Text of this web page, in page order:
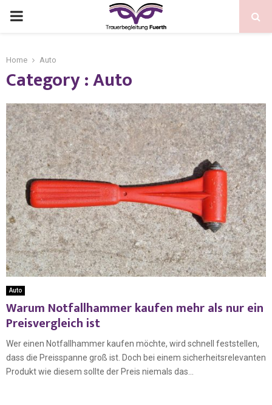
Home Auto
Category : Auto
Auto
Warum Notfallhammer kaufen mehr als nur ein
Preisvergleich ist
Wer einen Notfallhammer kaufen möchte, wird schnell feststellen,
dass die Preisspanne groß ist. Doch bei einem sicherheitsrelevanten
Produkt wie diesem sollte der Preis niemals das...